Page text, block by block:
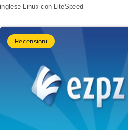
inglese Linux con LiteSpeed
Recensioni